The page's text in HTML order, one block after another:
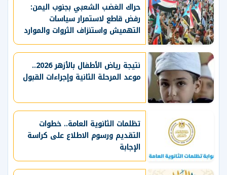
حراك الغضب الشعبي بجنوب اليمن:
رفض قاطع لاستمرار سياسات
التهميش واستنزاف الثروات والموارد
الحيوية
نتيجة رياض الأطفال بالأزهر 2026..
موعد المرحلة الثانية وإجراءات القبول
تظلمات الثانوية العامة.. خطوات
التقديم ورسوم الاطلاع على كراسة
الإجابة